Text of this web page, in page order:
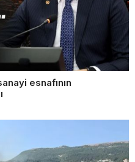
esnafının